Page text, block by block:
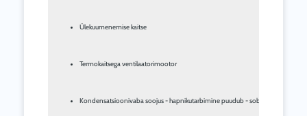
Ülekuumenemise kaitse
Termokaitsega ventilaatorimootor
Kondensatsioonivaba soojus - hapnikutarbimine puudub - sobib seega